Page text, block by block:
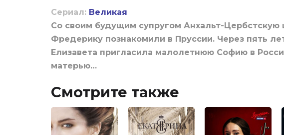
Сериал: Великая
Со своим будущим супругом Анхальт-Цербстскую
Фредерику познакомили в Пруссии. Через пять
Елизавета пригласила малолетнюю Софию в
матерью…
Смотрите также